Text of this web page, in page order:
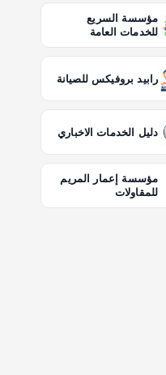
مؤسسة السريع
للخدمات العامة
رابيد بروفيكس للصيانة
دليل الخدمات الاخباري
مؤسسة إعمار المريم
للمقاولات